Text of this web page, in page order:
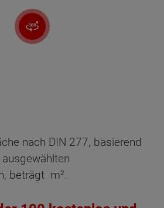
nach DIN 277, basierend
beträgt m².